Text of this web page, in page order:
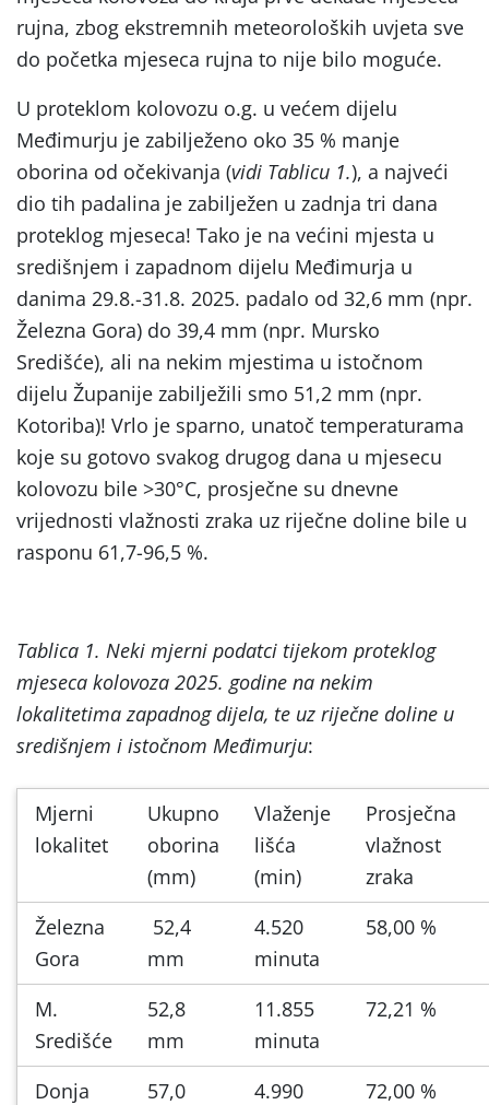
rujna, zbog ekstremnih meteoroloških uvjeta sve
do početka mjeseca rujna to nije bilo moguće.
U proteklom kolovozu o.g. u većem dijelu
Međimurju je zabilježeno oko 35 % manje
oborina od očekivanja (vidi Tablicu 1.), a najveći
dio tih padalina je zabilježen u zadnja tri dana
proteklog mjeseca! Tako je na većini mjesta u
središnjem i zapadnom dijelu Međimurja u
danima 29.8.-31.8. 2025. padalo od 32,6 mm (npr.
Železna Gora) do 39,4 mm (npr. Mursko
Središće), ali na nekim mjestima u istočnom
dijelu Županije zabilježili smo 51,2 mm (npr.
Kotoriba)! Vrlo je sparno, unatoč temperaturama
koje su gotovo svakog drugog dana u mjesecu
kolovozu bile >30°C, prosječne su dnevne
vrijednosti vlažnosti zraka uz riječne doline bile u
rasponu 61,7-96,5 %.
Tablica 1. Neki mjerni podatci tijekom proteklog
mjeseca kolovoza 2025. godine na nekim
lokalitetima zapadnog dijela, te uz riječne doline u
središnjem i istočnom Međimurju:
Mjerni
lokalitet
Ukupno
oborina
(mm)
Vlaženje
lišća
(min)
Prosječna
vlažnost
zraka
Železna
Gora
52,4
mm
4.520
minuta
58,00 %
M.
Središće
52,8
mm
11.855
minuta
72,21 %
Donja
57,0
4.990
72,00 %